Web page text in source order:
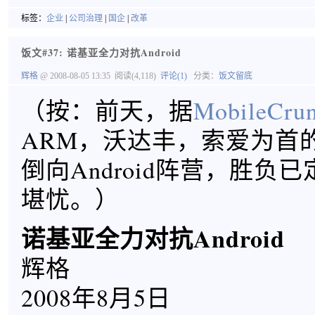
标签： 企业 公司治理 国企 改革
饭文#37: 诺基亚全力对抗Android
辉格 @ 2008-08-05 13:35 阅读(4,118) 评论(1) 分类： 饭文留底
（按：前天，据
ARM，沃达丰，索爱为首
倒向Android阵营，胜负已
堪忧。）
诺基亚全力对抗Android
辉格
2008年8月5日